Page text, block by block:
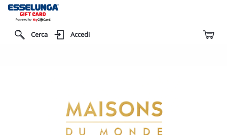
Cerca Accedi